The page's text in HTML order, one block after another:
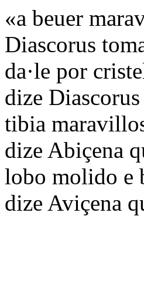
«a beuer
Diascorus
da·le por
dize
tibia
dize Abiçena
lobo molido e
dize Aviçena